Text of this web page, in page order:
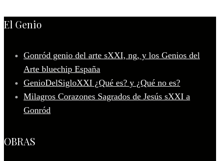
El Genio
Gonród genio del arte sXXI, ng, y los Genios del
Arte bluechip España
GenioDelSigloXXI ¿Qué es? y ¿Qué no es?
Milagros Corazones Sagrados de Jesús sXXI a
Gonród
OBRAS